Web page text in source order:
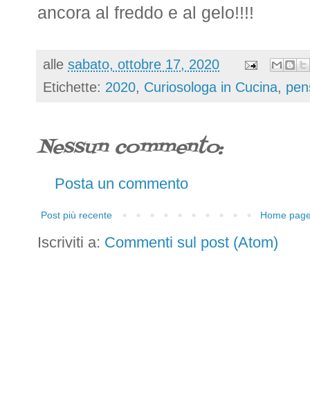
ancora al freddo e al gelo!!!!
alle sabato, ottobre 17, 2020
Etichette: 2020, Curiosologa in Cucina,
Nessun commento:
Posta un commento
Post più recente Home
Iscriviti a: Commenti sul post (Atom)